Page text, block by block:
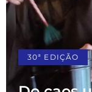
30ª EDIÇÃO